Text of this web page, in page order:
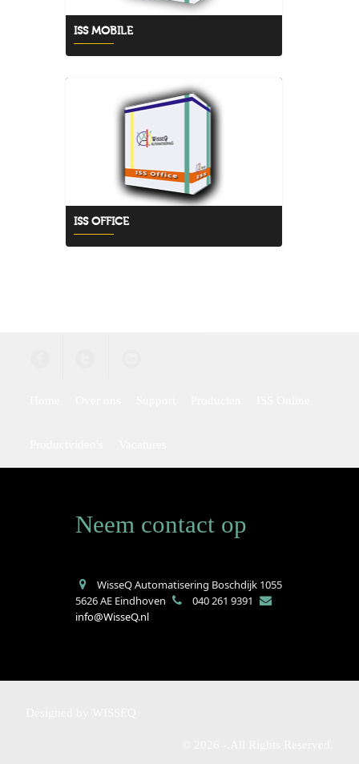
ISS MOBILE
ISS OFFICE
Neem contact op
WisseQ Automatisering Boschdijk 1055
5626 AE Eindhoven
040 261 9391
info@WisseQ.nl